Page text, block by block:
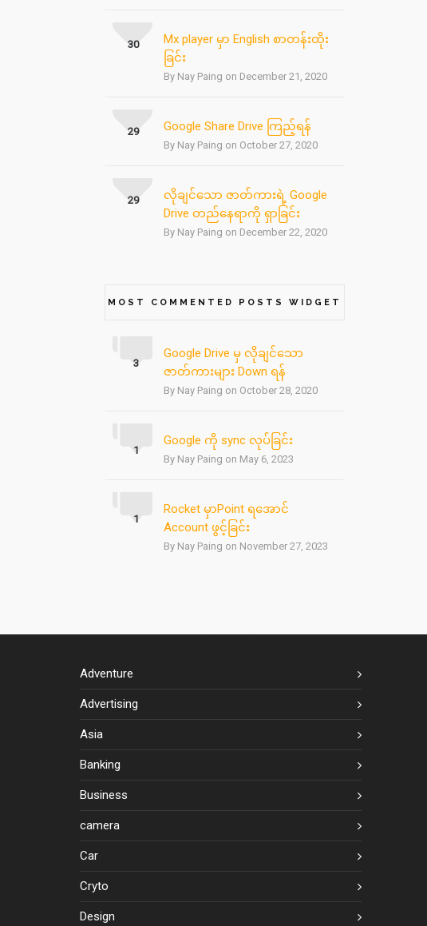
Mx player မှာ English စာတန်းထိုး
ခြင်း
By Nay Paing on December 21, 2020
30
Google Share Drive ကြည့်ရန်
By Nay Paing on October 27, 2020
29
လိုချင်သော ဇာတ်ကားရဲ့ Google
Drive တည်နေရာကို ရှာခြင်း
By Nay Paing on December 22, 2020
29
MOST COMMENTED POSTS WIDGET
Google Drive မှ လိုချင်သော
ဇာတ်ကားများ Down ရန်
By Nay Paing on October 28, 2020
3
Google ကို sync လုပ်ခြင်း
By Nay Paing on May 6, 2023
1
Rocket မှာPoint ရအောင်
Account ဖွင့်ခြင်း
By Nay Paing on November 27, 2023
1
Adventure
Advertising
Asia
Banking
Business
camera
Car
Cryto
Design